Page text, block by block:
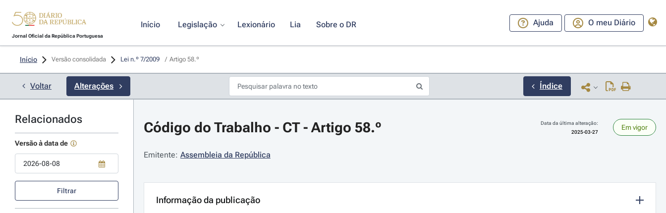
Jornal Oficial da República Portuguesa
Início Legislação Lexionário Lia Sobre o DR Ajuda O meu Diário
Início Versão consolidada Lei n.º 7/2009 / Artigo 58.º
Voltar Alterações Índice
Relacionados
Versão à data de
Filtrar
Código do Trabalho - CT - Artigo 58.º
Data da última alteração:
2025-03-27
Em vigor
Emitente: Assembleia da República
Informação da publicação